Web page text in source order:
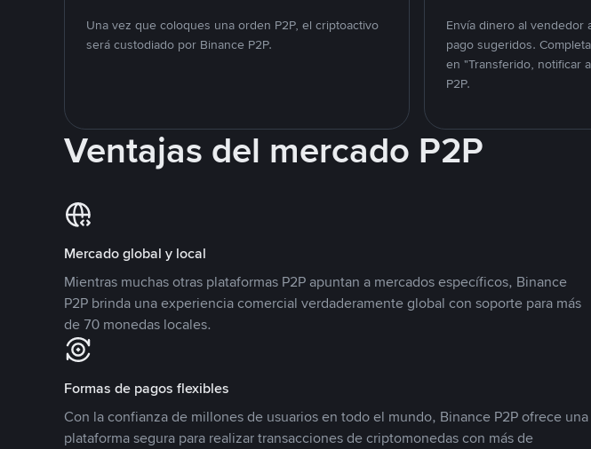
Una vez que coloques una orden P2P, el criptoactivo
será custodiado por Binance P2P.
Envía dinero al vendedor
pago sugeridos.
en "Transferido, notificar
P2P.
Ventajas del mercado P2P
Mercado global y local
Mientras muchas otras plataformas P2P apuntan a mercados específicos, Binance
P2P brinda una experiencia comercial verdaderamente global con soporte para más
de 70 monedas locales.
Formas de pagos flexibles
Con la confianza de millones de usuarios en todo el mundo, Binance P2P ofrece una
plataforma segura para realizar transacciones de criptomonedas con más de